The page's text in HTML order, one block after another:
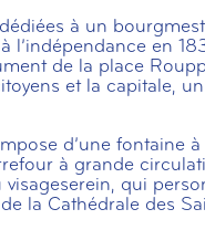
à un
l’indépendance en
de la place
et la capitale,
d’une fontaine
à grande
qui
la Cathédrale des